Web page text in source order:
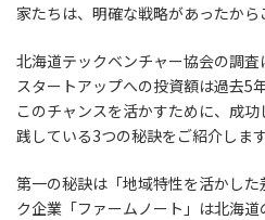
家たちは、明確な戦略があったから
北海道テックベンチャー協会の調
スタートアップへの投資額は過去5
このチャンスを活かすために、成
践している3つの秘訣をご紹介します
第一の秘訣は「地域特性を活かし
ク企業「ファームノート」は北海